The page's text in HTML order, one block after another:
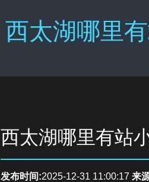
西太湖哪里
西太湖哪里有站
发布时间:2025-12-31 11:00:17 来